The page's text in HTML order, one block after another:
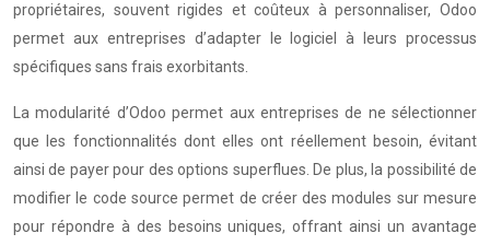
propriétaires, souvent rigides et coûteux à personnaliser, Odoo
permet aux entreprises d’adapter le logiciel à leurs processus
spécifiques sans frais exorbitants.
La modularité d’Odoo permet aux entreprises de ne sélectionner
que les fonctionnalités dont elles ont réellement besoin, évitant
ainsi de payer pour des options superflues. De plus, la possibilité de
modifier le code source permet de créer des modules sur mesure
pour répondre à des besoins uniques, offrant ainsi un avantage